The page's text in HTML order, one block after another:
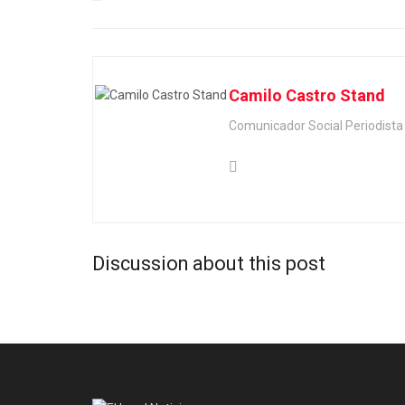
Camilo Castro Stand
Comunicador Social
Discussion about this post